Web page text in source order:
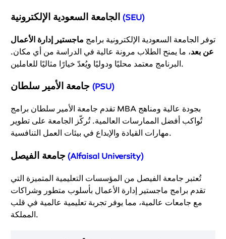
(SEU)
توفر الجامعة السعودية الإلكترونية برامج ماجستير إدارة الأعمال
عن بعد، ما يمنح الطلاب مرونة عالية في الدراسة من أي مكان.
البرنامج معتمد محليًا ودوليًا ويُعدّ خيارًا مثاليًا للعاملين.
(PSU)
تقدم جامعة الأمير سلطان برامج MBA بجودة عالية ومناهج
تُواكب أفضل الممارسات العالمية. تُركّز الجامعة على تطوير
مهارات القيادة والإبداع في بيئات العمل التنافسية.
جامعة الفيصل (Alfaisal University)
تُعتبر جامعة الفيصل من المؤسسات التعليمية المتميزة التي
تقدم برامج ماجستير إدارة الأعمال بأسلوب متطور وشراكات
مع جامعات عالمية، مما يوفر تجربة تعليمية عالمية في قلب
المملكة.